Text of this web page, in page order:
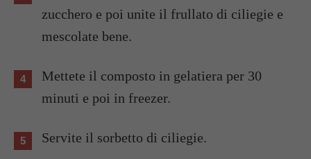
zucchero e poi unite il frullato di ciliegie e
mescolate bene.
Mettete il composto in gelatiera per 30
minuti e poi in freezer.
Servite il sorbetto di ciliegie.